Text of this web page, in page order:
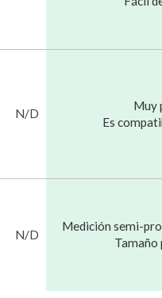
N/D
Muy
Es
N/D
Medición semi-
Tamaño